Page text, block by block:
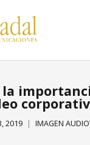
la
2019 IMAGEN